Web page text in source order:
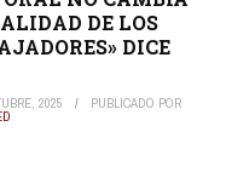
DE LOS
DICE
2025 PUBLICADO POR